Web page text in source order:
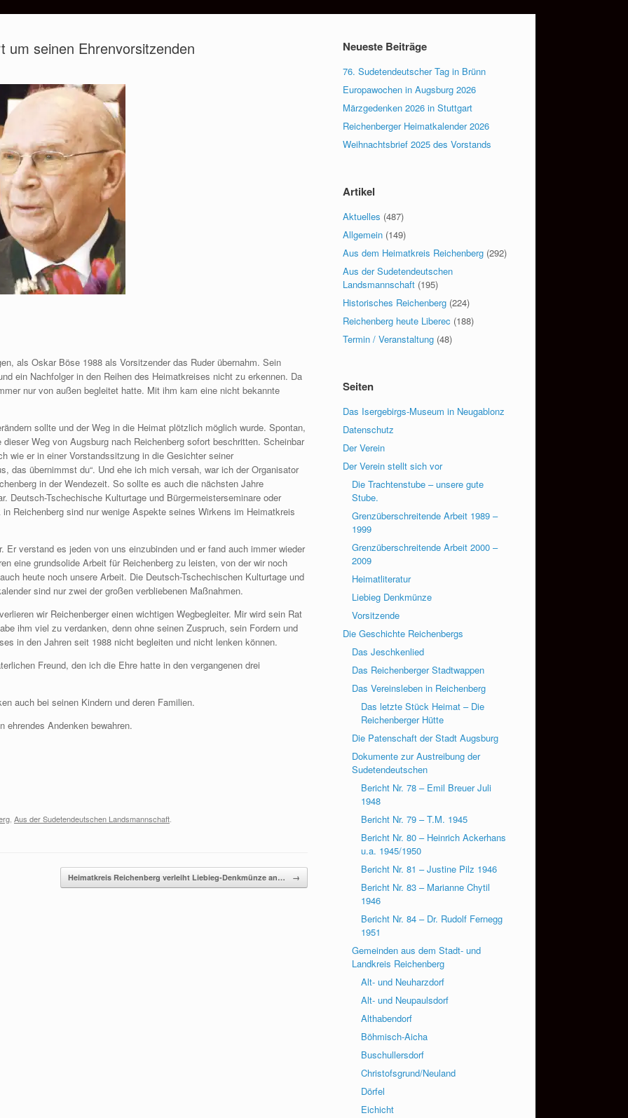
um seinen Ehrenvorsitzenden
als Oskar Böse 1988 als Vorsitzender das Ruder übernahm. Sein
ein Nachfolger in den Reihen des Heimatkreises nicht zu erkennen. Da
nur von außen begleitet hatte. Mit ihm kam eine nicht bekannte
sollte und der Weg in die Heimat plötzlich möglich wurde. Spontan,
Weg von Augsburg nach Reichenberg sofort beschritten. Scheinbar
wie er in einer Vorstandssitzung in die Gesichter seiner
das übernimmst du“. Und ehe ich mich versah, war ich der Organisator
in der Wendezeit. So sollte es auch die nächsten Jahre
Deutsch-Tschechische Kulturtage und Bürgermeisterseminare oder
Reichenberg sind nur wenige Aspekte seines Wirkens im Heimatkreis
verstand es jeden von uns einzubinden und er fand auch immer wieder
eine grundsolide Arbeit für Reichenberg zu leisten, von der wir noch
heute noch unsere Arbeit. Die Deutsch-Tschechischen Kulturtage und
sind nur zwei der großen verbliebenen Maßnahmen.
wir Reichenberger einen wichtigen Wegbegleiter. Mir wird sein Rat
ihm viel zu verdanken, denn ohne seinen Zuspruch, sein Fordern und
in den Jahren seit 1988 nicht begleiten und nicht lenken können.
Freund, den ich die Ehre hatte in den vergangenen drei
auch bei seinen Kindern und deren Familien.
ehrendes Andenken bewahren.
, Aus der Sudetendeutschen Landsmannschaft.
Heimatkreis Reichenberg verleiht Liebieg-Denkmünze an… →
Neueste Beiträge
76. Sudetendeutscher Tag in Brünn
Europawochen in Augsburg 2026
Märzgedenken 2026 in Stuttgart
Reichenberger Heimatkalender 2026
Weihnachtsbrief 2025 des Vorstands
Artikel
Aktuelles (487)
Allgemein (149)
Aus dem Heimatkreis Reichenberg (292)
Aus der Sudetendeutschen
Landsmannschaft (195)
Historisches Reichenberg (224)
Reichenberg heute Liberec (188)
Termin / Veranstaltung (48)
Seiten
Das Isergebirgs-Museum in Neugablonz
Datenschutz
Der Verein
Der Verein stellt sich vor
Die Trachtenstube – unsere gute
Stube.
Grenzüberschreitende Arbeit 1989 –
1999
Grenzüberschreitende Arbeit 2000 –
2009
Heimatliteratur
Liebieg Denkmünze
Vorsitzende
Die Geschichte Reichenbergs
Das Jeschkenlied
Das Reichenberger Stadtwappen
Das Vereinsleben in Reichenberg
Das letzte Stück Heimat – Die
Reichenberger Hütte
Die Patenschaft der Stadt Augsburg
Dokumente zur Austreibung der
Sudetendeutschen
Bericht Nr. 78 – Emil Breuer Juli
1948
Bericht Nr. 79 – T.M. 1945
Bericht Nr. 80 – Heinrich Ackerhans
u.a. 1945/1950
Bericht Nr. 81 – Justine Pilz 1946
Bericht Nr. 83 – Marianne Chytil
1946
Bericht Nr. 84 – Dr. Rudolf Fernegg
1951
Gemeinden aus dem Stadt- und
Landkreis Reichenberg
Alt- und Neuharzdorf
Alt- und Neupaulsdorf
Althabendorf
Böhmisch-Aicha
Buschullersdorf
Christofsgrund/Neuland
Dörfel
Eichicht